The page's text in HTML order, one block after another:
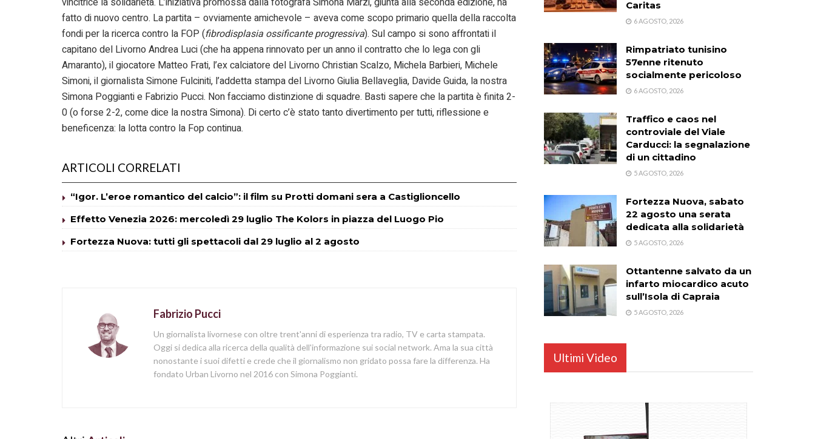
fatto di nuovo centro. La partita – ovviamente amichevole – aveva come scopo primario quella della raccolta
fondi per la ricerca contro la FOP (fibrodisplasia ossificante progressiva). Sul campo si sono affrontati il
capitano del Livorno Andrea Luci (che ha appena rinnovato per un anno il contratto che lo lega con gli
Amaranto), il giocatore Matteo Frati, l’ex calciatore del Livorno Christian Scalzo, Michela Barbieri, Michele
Simoni, il giornalista Simone Fulciniti, l’addetta stampa del Livorno Giulia Bellaveglia, Davide Guida, la nostra
Simona Poggianti e Fabrizio Pucci. Non facciamo distinzione di squadre. Basti sapere che la partita è finita 2-
0 (o forse 2-2, come dice la nostra Simona). Di certo c’è stato tanto divertimento per tutti, riflessione e
beneficenza: la lotta contro la Fop continua.
ARTICOLI CORRELATI
“Igor. L’eroe romantico del calcio”: il film su Protti domani sera a Castiglioncello
Effetto Venezia 2026: mercoledì 29 luglio The Kolors in piazza del Luogo Pio
Fortezza Nuova: tutti gli spettacoli dal 29 luglio al 2 agosto
Fabrizio Pucci
Un giornalista livornese con oltre trent'anni di esperienza tra radio, TV e carta stampata.
Oggi si dedica alla ricerca della qualità dell'informazione sui social network. Ama la sua città
nonostante i suoi difetti e crede che il giornalismo non gridato possa fare la differenza. Ha
fondato Urban Livorno nel 2016 con Simona Poggianti.
Caritas
6 AGOSTO, 2026
Rimpatriato tunisino
57enne ritenuto
socialmente pericoloso
6 AGOSTO, 2026
Traffico e caos nel
controviale del Viale
Carducci: la segnalazione
di un cittadino
5 AGOSTO, 2026
Fortezza Nuova, sabato
22 agosto una serata
dedicata alla solidarietà
5 AGOSTO, 2026
Ottantenne salvato da un
infarto miocardico acuto
sull’Isola di Capraia
5 AGOSTO, 2026
Ultimi Video